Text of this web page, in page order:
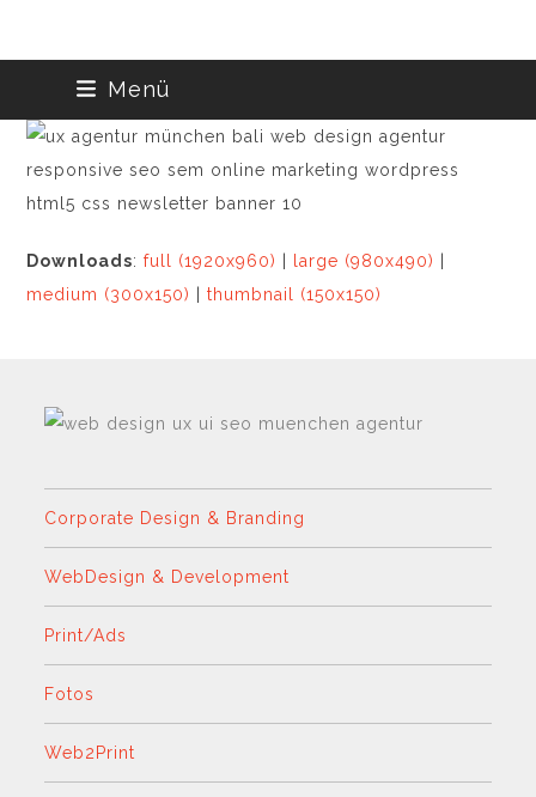
content
Menü
Downloads:full (1920x960) large (980x490)
medium (300x150)
|thumbnail (150x150)
Corporate Design & Branding
WebDesign & Development
Print/Ads
Fotos
Web2Print